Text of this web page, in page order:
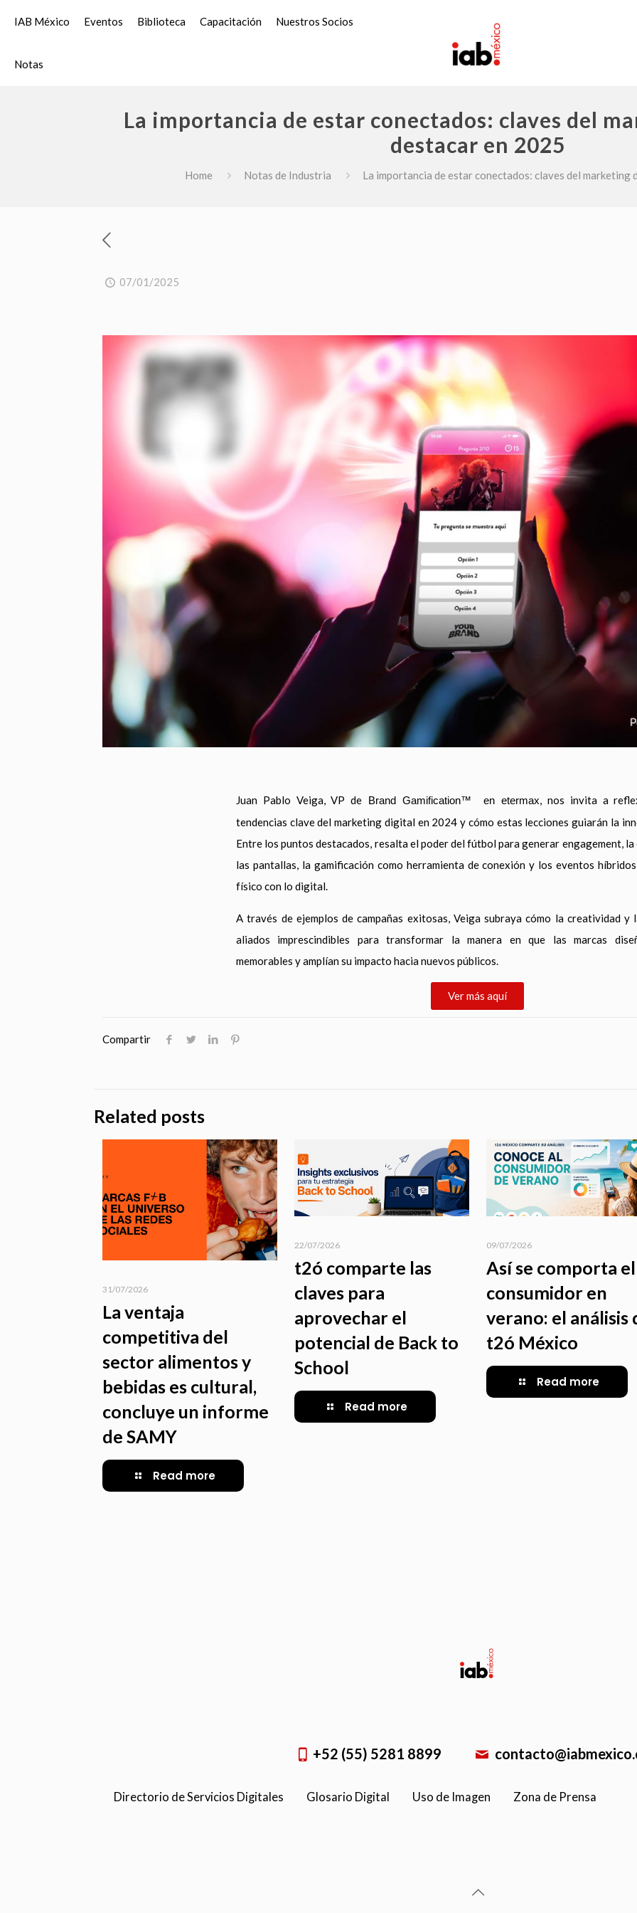
IAB México Eventos Biblioteca Capacitación Nuestros Socios
Notas
La importancia de estar conectados: claves del
destacar en 2025
Home Notas de Industria La importancia de estar conectados: claves del
07/01/2025
Juan Pablo Veiga, VP de Brand Gamification™ en etermax, nos invita a
tendencias clave del marketing digital en 2024 y cómo estas lecciones guiarán la
Entre los puntos destacados, resalta el poder del fútbol para generar engagement, la
las pantallas, la gamificación como herramienta de conexión y los eventos
físico con lo digital.
A través de ejemplos de campañas exitosas, Veiga subraya cómo la creatividad y
aliados imprescindibles para transformar la manera en que las marcas
memorables y amplían su impacto hacia nuevos públicos.
Ver más aquí
Compartir
Related posts
31/07/2026
La ventaja
competitiva del
sector alimentos y
bebidas es cultural,
concluye un informe
de SAMY
Read more
22/07/2026
t2ó comparte las
claves para
aprovechar el
potencial de Back to
School
Read more
09/07/2026
Así se comporta el
consumidor en
verano: el análisis
t2ó México
Read more
+52 (55) 5281 8899
Directorio de Servicios Digitales Glosario Digital Uso de Imagen Zona de Prensa